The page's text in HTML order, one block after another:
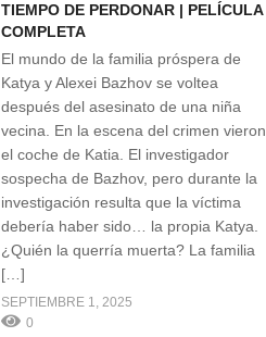
TIEMPO DE PERDONAR | PELÍCULA
COMPLETA
El mundo de la familia próspera de
Katya y Alexei Bazhov se voltea
después del asesinato de una niña
vecina. En la escena del crimen vieron
el coche de Katia. El investigador
sospecha de Bazhov, pero durante la
investigación resulta que la víctima
debería haber sido… la propia Katya.
¿Quién la querría muerta? La familia
[…]
SEPTIEMBRE 1, 2025
0